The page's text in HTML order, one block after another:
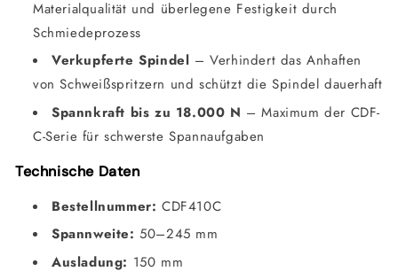
Materialqualität und überlegene Festigkeit durch
Schmiedeprozess
Verkupferte Spindel – Verhindert das Anhaften
von Schweißspritzern und schützt die Spindel dauerhaft
Spannkraft bis zu 18.000 N – Maximum der CDF-
C-Serie für schwerste Spannaufgaben
Technische Daten
Bestellnummer: CDF410C
Spannweite: 50–245 mm
Ausladung: 150 mm